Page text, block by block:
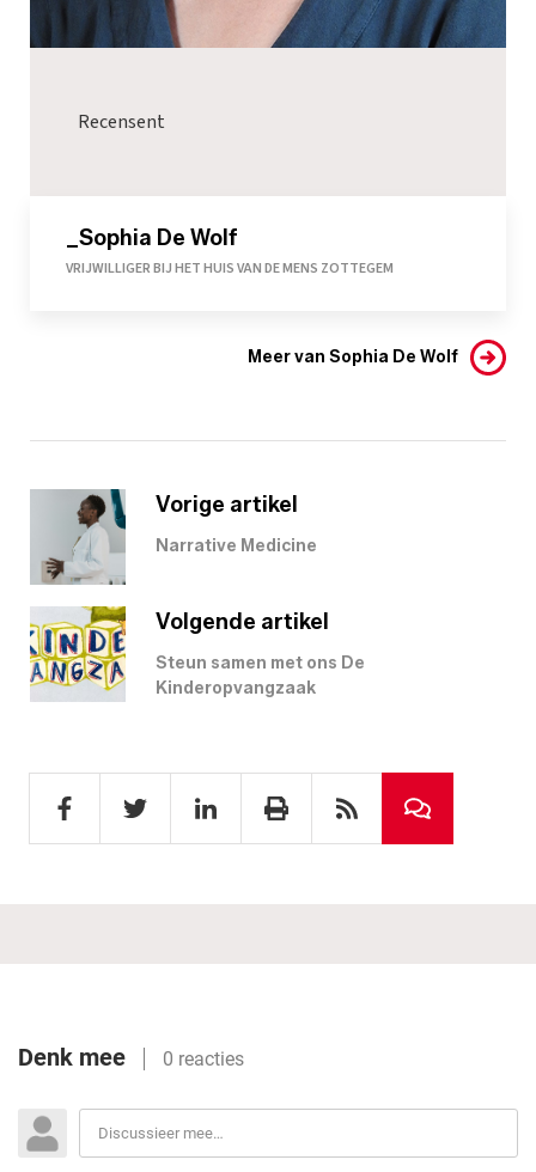
Recensent
_Sophia De Wolf
VRIJWILLIGER BIJ HET HUIS VAN DE MENS ZOTTEGEM
Meer van Sophia De Wolf
Vorige artikel
Narrative Medicine
Volgende artikel
Steun samen met ons De
Kinderopvangzaak